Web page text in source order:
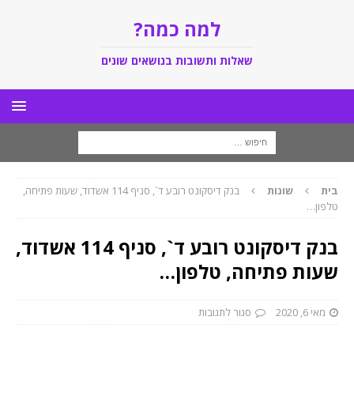
למה כמה?
שאלות ותשובות בנושאים שונים
בית שונות
בנק דיסקונט רובע ד`, סניף 114 אשדוד, שעות פתיחה,
טלפון…
בנק דיסקונט רובע ד`, סניף 114 אשדוד,
שעות פתיחה, טלפון…
מאי 6, 2020 סגור לתגובות